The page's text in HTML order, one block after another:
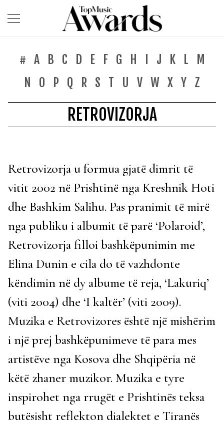
# A B C D E F G H J K L
M
N
O P Q R S T U V W X Y Z
RETROVIZORJA
Retrovizorja u formua gjatë dimrit të
vitit 2002 në Prishtinë nga Kreshnik Hoti
dhe Bashkim Salihu. Pas pranimit të mirë
nga publiku i albumit të parë ‘Polaroid’,
Retrovizorja filloi bashkëpunimin me
Elina Dunin e cila do të vazhdonte
këndimin në dy albume të reja, ‘Lakuriq’
(viti 2004) dhe ‘I kaltër’ (viti 2009).
Muzika e Retrovizores është një mishërim
i një prej bashkëpunimeve të para mes
artistëve nga Kosova dhe Shqipëria në
këtë zhaner muzikor. Muzika e tyre
inspirohet nga rrugët e Prishtinës teksa
butësisht reflekton dialektet e Tiranës